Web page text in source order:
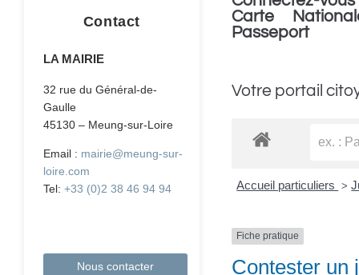
Contact
LA MAIRIE
32 rue du Général-de-
Gaulle
45130 – Meung-sur-Loire
Email : mairie@meung-sur-
loire.com
Tel:+33 (0)2 38 46 94 94
Nous contacter
Carte
Passeport
Votre portail
Accueil particuliers >
Fiche pratique
Contester un